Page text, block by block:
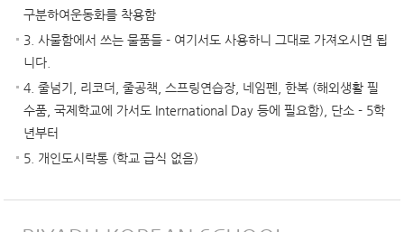
구분하여운동화를 착용함
3. 사물함에서 쓰는 물품들 - 여기서도 사용하니 그대로 가져오시면 됩
니다.
4. 줄넘기, 리코더, 줄공책, 스프링연습장, 네임펜, 한복 (해외생활 필
수품, 국제학교에 가서도 International Day 등에 필요함), 단소 - 5학
년부터
5. 개인도시락통 (학교 급식 없음)